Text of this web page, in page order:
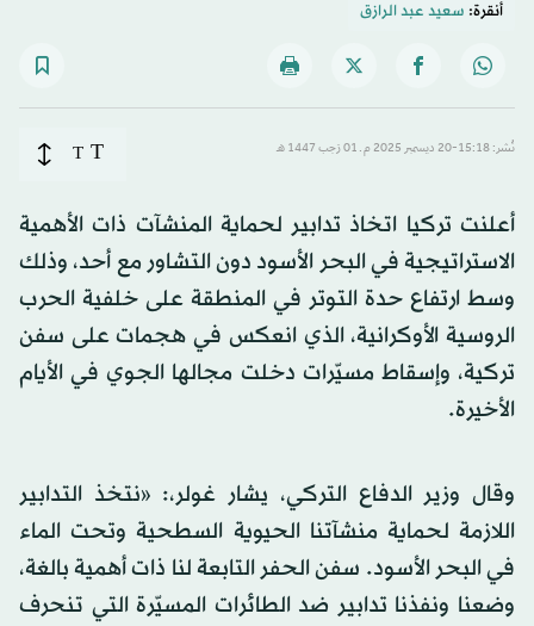
أنقرة: سعيد عبد الرازق
نُشر: 15:18-20 ديسمبر 2025 م ـ 01 رَجب 1447 هـ T
T
أعلنت تركيا اتخاذ تدابير لحماية المنشآت ذات الأهمية
الاستراتيجية في البحر الأسود دون التشاور مع أحد، وذلك
وسط ارتفاع حدة التوتر في المنطقة على خلفية الحرب
الروسية الأوكرانية، الذي انعكس في هجمات على سفن
تركية، وإسقاط مسيّرات دخلت مجالها الجوي في الأيام
الأخيرة.
وقال وزير الدفاع التركي، يشار غولر،: «نتخذ التدابير
اللازمة لحماية منشآتنا الحيوية السطحية وتحت الماء
في البحر الأسود. سفن الحفر التابعة لنا ذات أهمية بالغة،
وضعنا ونفذنا تدابير ضد الطائرات المسيّرة التي تنحرف